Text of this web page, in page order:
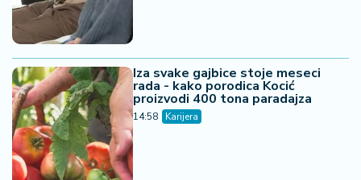
Iza svake gajbice stoje meseci
rada - kako porodica Kocić
proizvodi 400 tona paradajza
14:58 Karijera